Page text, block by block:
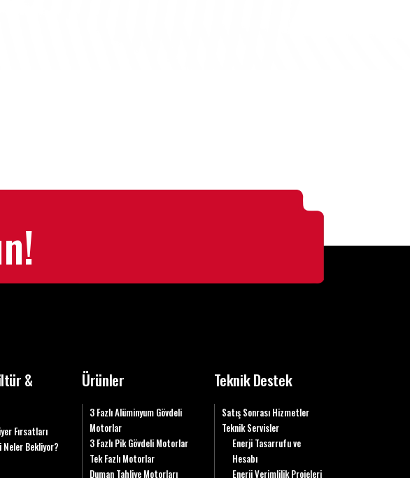
&
Fırsatları
Neler Bekliyor?
Ürünler
3 Fazlı Alüminyum Gövdeli
Motorlar
3 Fazlı Pik Gövdeli Motorlar
Tek Fazlı Motorlar
Duman Tahliye Motorları
Teknik Destek
Satış Sonrası Hizmetler
Teknik Servisler
Enerji Tasarrufu ve
Hesabı
Enerji Verimlilik Projeleri